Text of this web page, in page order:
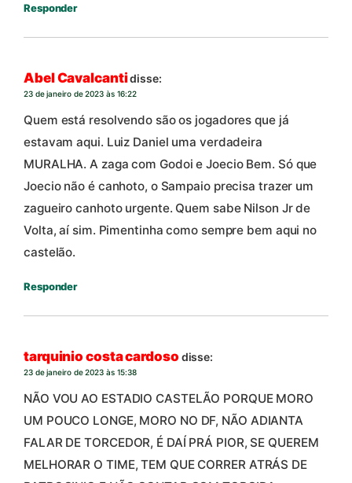
Responder
Abel Cavalcantidisse:
23 de janeiro de 2023 às 16:22
Quem está resolvendo são os jogadores que já
estavam aqui. Luiz Daniel uma verdadeira
MURALHA. A zaga com Godoi e Joecio Bem. Só que
Joecio não é canhoto, o Sampaio precisa trazer um
zagueiro canhoto urgente. Quem sabe Nilson Jr de
Volta, aí sim. Pimentinha como sempre bem aqui no
castelão.
Responder
tarquinio costa cardoso disse:
23 de janeiro de 2023 às 15:38
NÃO VOU AO ESTADIO CASTELÃO PORQUE MORO
UM POUCO LONGE, MORO NO DF, NÃO ADIANTA
FALAR DE TORCEDOR, É DAÍ PRÁ PIOR, SE QUEREM
MELHORAR O TIME, TEM QUE CORRER ATRÁS DE